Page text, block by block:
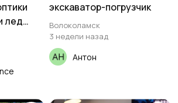
лед
экскаватор-погрузчик
Волоколамск
3 недели назад
Антон